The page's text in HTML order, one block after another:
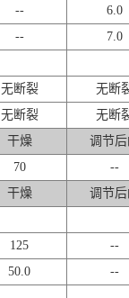
-- 6.0
-- 7.0
无断裂
无断
无断裂
无断
干燥 调节后
70 --
干燥 调节后
125 --
50.0 --